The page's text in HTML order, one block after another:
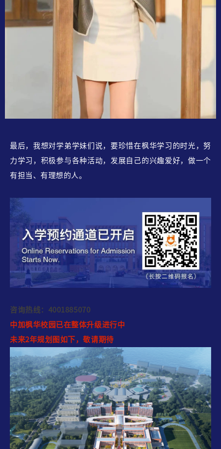
最后，我想对学弟学妹们说，要珍惜在枫华学习的时光，努
力学习，积极参与各种活动，发展自己的兴趣爱好，做一个
有担当、有理想的人。
咨询热线：4001885070
中加枫华校园已在整体升级进行中
未来2年规划图如下，敬请期待